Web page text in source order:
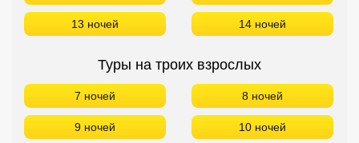
13 ночей 14 ночей
Туры на троих взрослых
7 ночей 8 ночей
9 ночей 10 ночей